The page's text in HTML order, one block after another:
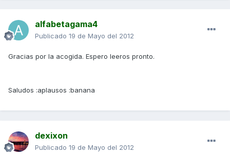
alfabetagama4
Publicado 19 de Mayo del 2012
Gracias por la acogida. Espero leeros pronto.
Saludos :aplausos :banana
dexixon
Publicado 19 de Mayo del 2012